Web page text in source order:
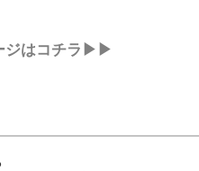
ジはコチラ▶▶